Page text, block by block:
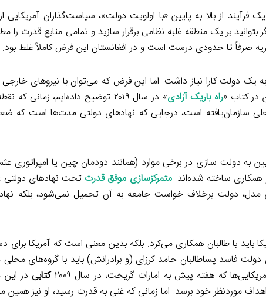
فرآیند از بالا به پایین «با اولویت دولت»، سیاست‌گذاران
بر یک منطقه غلبه نظامی برقرار سازید و تمامی منابع قدرت
صرفاً تا حدودی درست است و در افغانستان این فرض کاملاً غلط بود.
یک دولت کارا نیاز داشت. اما این فرض که می‌توان با نیروهای خارجی
در کتاب «راه باریک آزادی
» در سال ۲۰۱۹ توضیح داده‌ایم،
سازمان‌یافته است، درجایی که نهادهای دولتی مدت‌ها است که
به دولت سازی در برخی موارد (همانند دودمان چین یا امپراتوری
و همکاری ساخته شده‌اند.متمرکزسازی موفق قدرت تحت نهادهای
دولت برخلاف خواست جامعه به آن تحمیل نمی‌شود، بلکه
باید با طالبان همکاری می‌کرد. بلکه بدین معنی است که آمریکا
فاسد پساطالبان حامد کرزای (و برادرانش) باید با گروه‌های
که هفته پیش به امارات گریخت، در سال ۲۰۰۹
کتابیدر این
موردنظر خود برسد. اما زمانی که غنی به قدرت رسید، او نیز همین